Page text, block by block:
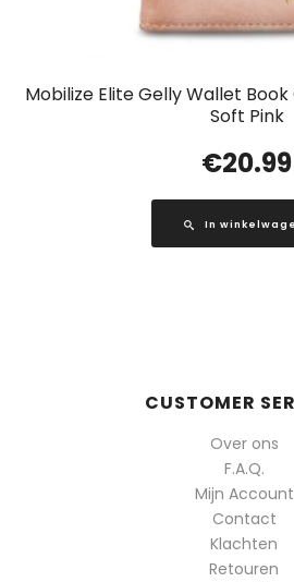
Mobilize Elite Gelly Wallet Book
Soft Pink
€20.99
In
CUSTOMER
Over ons
F.A.Q.
Mijn Account
Contact
Klachten
Retouren